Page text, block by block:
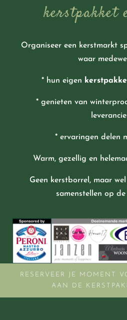
kerstpakket
Organiseer een kerstmarkt
waar
* hun eigen
* genieten van
* ervaringen delen
Warm, gezellig en
Geen kerstborrel, maar
samenstellen op
RESERVEER JE MOMENT
AAN DE